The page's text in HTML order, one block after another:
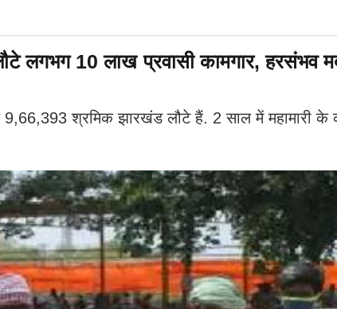
10 लाख प्रवासी कामगार, हरसंभव
श्रमिक झारखंड लौटे हैं. 2 साल में महामारी के